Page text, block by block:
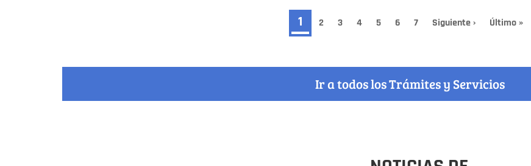
Página
actual
1 Page
2 Page
3 Page
4 Page
5 Page
6 Page
7
Siguiente
Siguiente ›
Última
Último »
Ir a todos los Trámites y Servicios